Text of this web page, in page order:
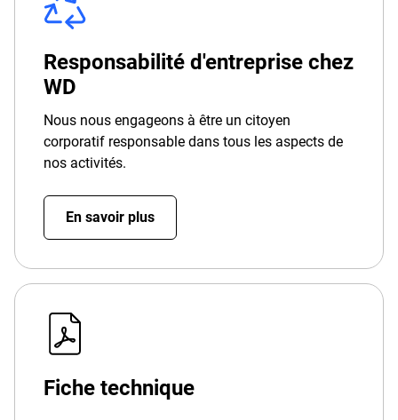
Responsabilité d'entreprise chez
WD
Nous nous engageons à être un citoyen
corporatif responsable dans tous les aspects de
nos activités.
En savoir plus
Fiche technique